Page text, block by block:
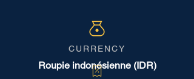
CURRENCY
Roupie indonésienne (IDR)